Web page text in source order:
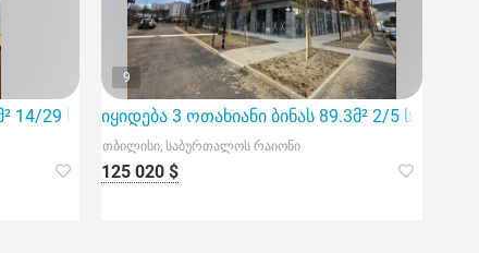
14/29 სართ
9
იყიდება 3 ოთახიანი ბინას 89.3მ² 2/5 სართ
თბილისი, საბურთალოს რაიონი
125 020 $